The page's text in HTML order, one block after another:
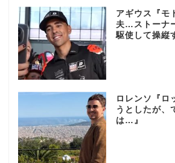
アギウス『モ
夫…ストーナ
駆使して操縦
ロレンソ『ロ
うとしたが、
は…』